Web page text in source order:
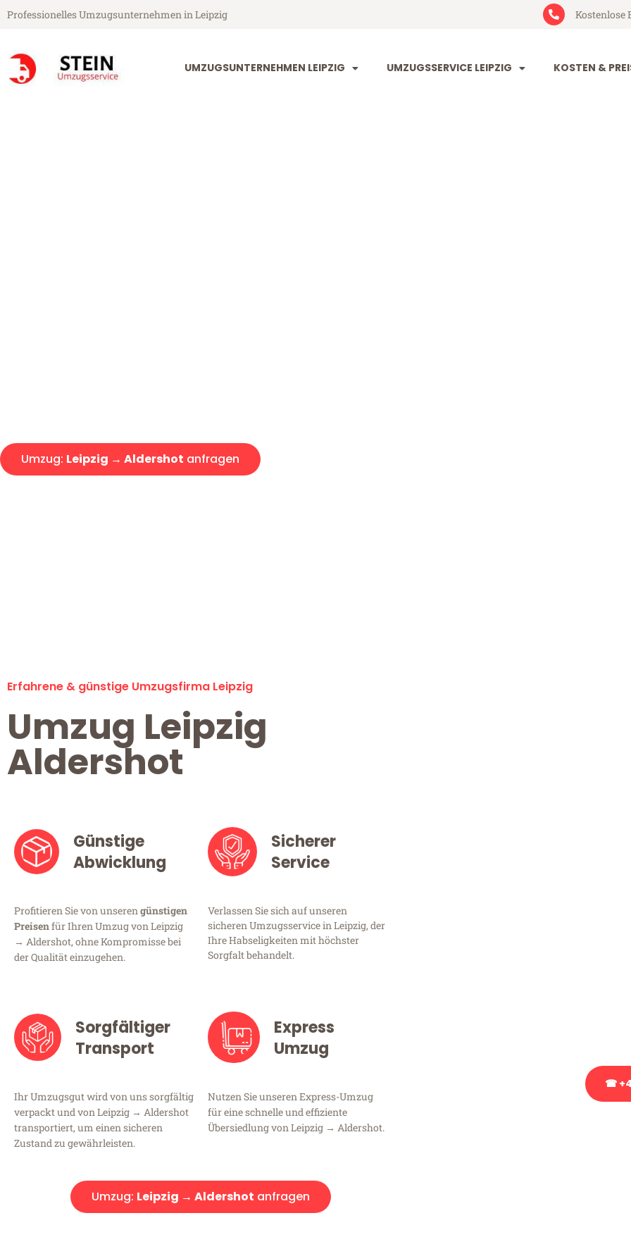
Professionelles Umzugsunternehmen in Leipzig Kostenlose
UMZUGSUNTERNEHMEN LEIPZIG UMZUGSSERVICE LEIPZIG KOSTEN &
Umzug: Leipzig → Aldershot anfragen
Erfahrene & günstige Umzugsfirma Leipzig
Umzug Leipzig
Aldershot
Günstige
Abwicklung
Profitieren Sie von unserengünstigen
Preisenfür Ihren Umzug von Leipzig
→ Aldershot, ohne Kompromisse bei
der Qualität einzugehen.
Sicherer
Service
Verlassen Sie sich auf unseren
sicheren Umzugsservice in Leipzig, der
Ihre Habseligkeiten mit höchster
Sorgfalt behandelt.
Sorgfältiger
Transport
Ihr Umzugsgut wird von uns sorgfältig
verpackt und von Leipzig → Aldershot
transportiert, um einen sicheren
Zustand zu gewährleisten.
Express
Umzug
Nutzen Sie unseren Express-Umzug
für eine schnelle und effiziente
Übersiedlung von Leipzig → Aldershot.
Umzug: Leipzig → Aldershot anfragen
☎